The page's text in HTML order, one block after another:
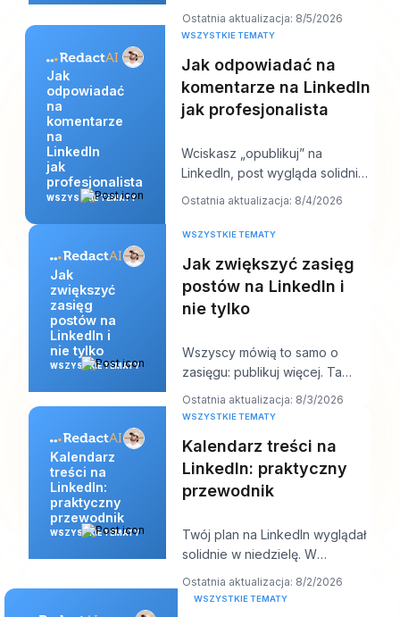
wciąż czuć się dziwnie
niewidzialny online. P
Ostatnia aktualizacja: 8/5/2026
Jak
odpowiadać
na
komentarze
na
LinkedIn
jak
profesjonalista
WSZYSTKIE TEMATY
WSZYSTKIE TEMATY
Jak odpowiadać na
komentarze na LinkedIn
jak profesjonalista
Wciskasz „opublikuj” na
LinkedIn, post wygląda solidnie,
a potem zaczyna się praca.
Ostatnia aktualizacja: 8/4/2026
Jak
zwiększyć
zasięg
postów na
LinkedIn i
nie tylko
WSZYSTKIE TEMATY
WSZYSTKIE TEMATY
Jak zwiększyć zasięg
postów na LinkedIn i
nie tylko
Wszyscy mówią to samo o
zasięgu: publikuj więcej. Ta
rada brzmi produktywnie, ale
zwykle ukrywa sedn
Ostatnia aktualizacja: 8/3/2026
Kalendarz
treści na
LinkedIn:
praktyczny
przewodnik
WSZYSTKIE TEMATY
WSZYSTKIE TEMATY
Kalendarz treści na
LinkedIn: praktyczny
przewodnik
Twój plan na LinkedIn wyglądał
solidnie w niedzielę. W
czwartek kolejka jest pusta,
hook, który Ci s
Ostatnia aktualizacja: 8/2/2026
WSZYSTKIE TEMATY